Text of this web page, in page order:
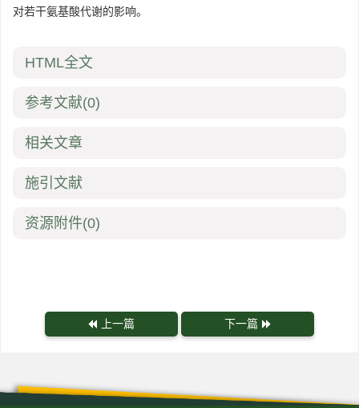
对若干氨基酸代谢的影响。
HTML全文
参考文献(0)
相关文章
施引文献
资源附件(0)
上一篇 下一篇